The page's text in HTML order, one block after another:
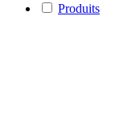
Produits